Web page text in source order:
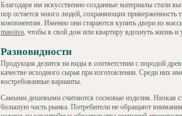
Благодаря им искусственно созданные материалы стали
пор остается много людей, сохраняющих
компонентам. Именно они стараются купить двери из
massiva, чтобы в свой дом или квартиру вдохнуть жизнь и
Разновидности
Продукция делится на виды в соответствии с породой
качестве исходного сырья при изготовлении. Среди них
востребованные варианты.
Самыми дешевыми считаются сосновые изделия. Низкая
большую часть рынка. Потребители не обращают внимания